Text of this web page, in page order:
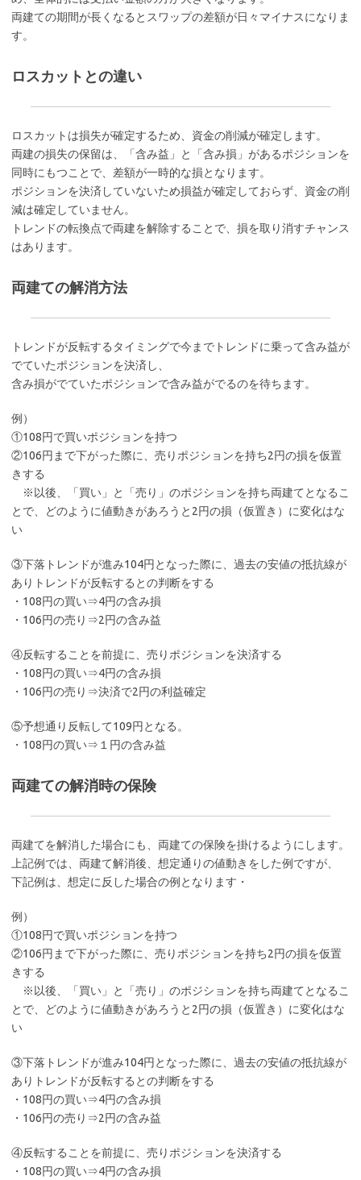
両建ての期間が長くなるとスワップの差額が日々マイナスになりま
す。
ロスカットとの違い
ロスカットは損失が確定するため、資金の削減が確定します。
両建の損失の保留は、「含み益」と「含み損」があるポジションを
同時にもつことで、差額が一時的な損となります。
ポジションを決済していないため損益が確定しておらず、資金の削
減は確定していません。
トレンドの転換点で両建を解除することで、損を取り消すチャンス
はあります。
両建ての解消方法
トレンドが反転するタイミングで今までトレンドに乗って含み益が
でていたポジションを決済し、
含み損がでていたポジションで含み益がでるのを待ちます。
例）
①108円で買いポジションを持つ
②106円まで下がった際に、売りポジションを持ち2円の損を仮置
きする
※以後、「買い」と「売り」のポジションを持ち両建てとなるこ
とで、どのように値動きがあろうと2円の損（仮置き）に変化はな
い
③下落トレンドが進み104円となった際に、過去の安値の抵抗線が
ありトレンドが反転するとの判断をする
・108円の買い⇒4円の含み損
・106円の売り⇒2円の含み益
④反転することを前提に、売りポジションを決済する
・108円の買い⇒4円の含み損
・106円の売り⇒決済で2円の利益確定
⑤予想通り反転して109円となる。
・108円の買い⇒１円の含み益
両建ての解消時の保険
両建てを解消した場合にも、両建ての保険を掛けるようにします。
上記例では、両建て解消後、想定通りの値動きをした例ですが、
下記例は、想定に反した場合の例となります・
例）
①108円で買いポジションを持つ
②106円まで下がった際に、売りポジションを持ち2円の損を仮置
きする
※以後、「買い」と「売り」のポジションを持ち両建てとなるこ
とで、どのように値動きがあろうと2円の損（仮置き）に変化はな
い
③下落トレンドが進み104円となった際に、過去の安値の抵抗線が
ありトレンドが反転するとの判断をする
・108円の買い⇒4円の含み損
・106円の売り⇒2円の含み益
④反転することを前提に、売りポジションを決済する
・108円の買い⇒4円の含み損